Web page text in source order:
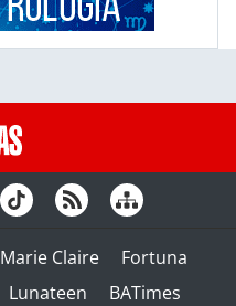
Marie Claire
Fortuna
Lunateen BATimes